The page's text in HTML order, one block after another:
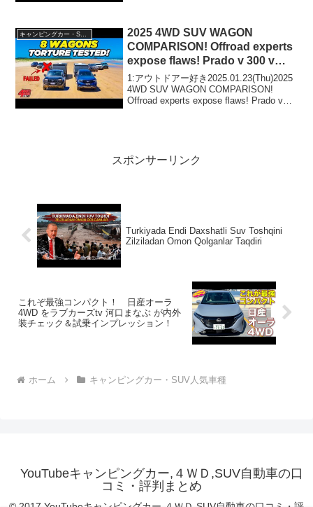
2020.07.05(Sun)この動画は...
キャンピングカー・SUV人気車種
2025 4WD SUV WAGON
COMPARISON! Offroad experts
expose flaws! Prado v 300 v
Patrol v Everest
1:アウトドアー好き2025.01.23(Thu)2025
4WD SUV WAGON COMPARISON!
Offroad experts expose flaws! Prado v
スポンサーリンク
Turkiyada Endi Daxshatli Suv Toshqini
Zilziladan Omon Qolganlar Taqdiri
これぞ最強コンパクト！ 日産オーラ
4WD をラブカーズtv 河口まなぶ が内外
装チェック＆試乗インプレッション！
ホーム キャンピングカー・SUV人気車種
YouTubeキャンピングカー,４ＷＤ,SUV自動車の口
コミ・評判まとめ